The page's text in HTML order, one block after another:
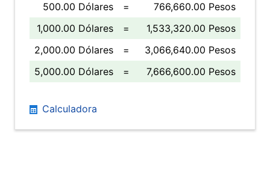
500.00 Dólares
=
766,660.00 Pesos
1,000.00 Dólares
=
1,533,320.00 Pesos
2,000.00 Dólares
=
3,066,640.00 Pesos
5,000.00 Dólares
= 7,666,600.00 Pesos
Calculadora